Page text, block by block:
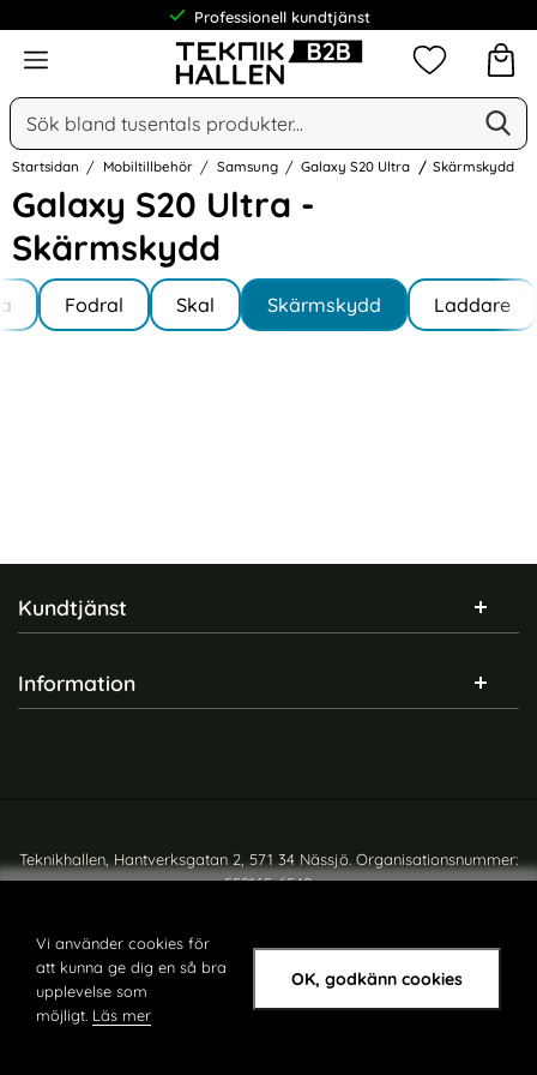
Vi använder cookies för
att kunna ge dig en så bra
upplevelse som
möjligt. Läs mer
OK, godkänn cookies
Professionell kundtjänst
Meny
Sök
Sök på Narse Group AB
Mina
Startsidan Mobiltillbehör Samsung Galaxy S20 Ultra Skärmskydd
Galaxy S20 Ultra -
Skärmskydd
Hoppa
till
produkter
Underkategorier
S20 UltraFodral Skal Skärmskydd Laddare
Sidfot Blandad info och länkar
Kundtjänst
Information
Teknikhallen, Hantverksgatan 2, 571 34 Nässjö. Organisationsnummer:
559165-6540